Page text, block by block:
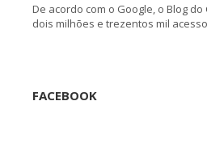
De acordo com o Google, o Blog
dois milhões e trezentos mil
FACEBOOK